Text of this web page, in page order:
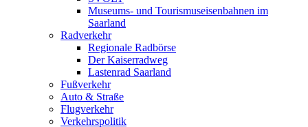
Museums- und Tourismuseisenbahnen im
Saarland
Radverkehr
Regionale Radbörse
Der Kaiserradweg
Lastenrad Saarland
Fußverkehr
Auto & Straße
Flugverkehr
Verkehrspolitik